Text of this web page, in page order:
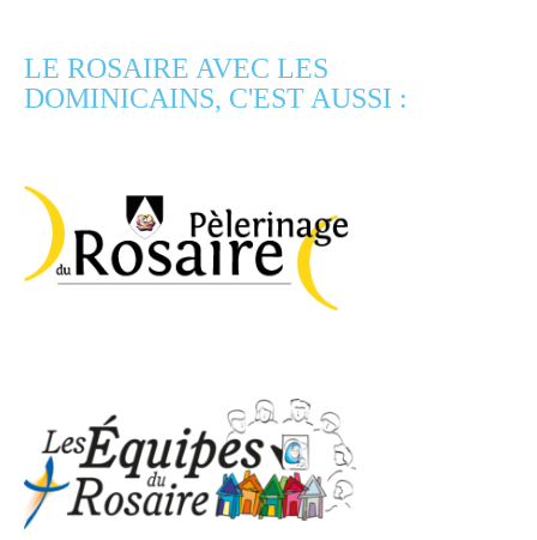
LE ROSAIRE AVEC LES
DOMINICAINS, C'EST AUSSI :